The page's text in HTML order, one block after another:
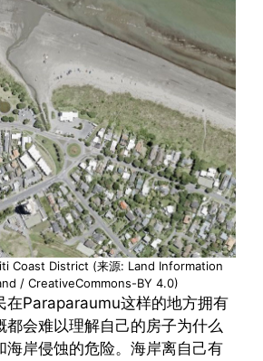
Coast District (来源: Land Information
/ CreativeCommons-BY 4.0)
在Paraparaumu这样的地方拥有
都会难以理解自己的房子为什么
海岸侵蚀的危险。海岸离自己有